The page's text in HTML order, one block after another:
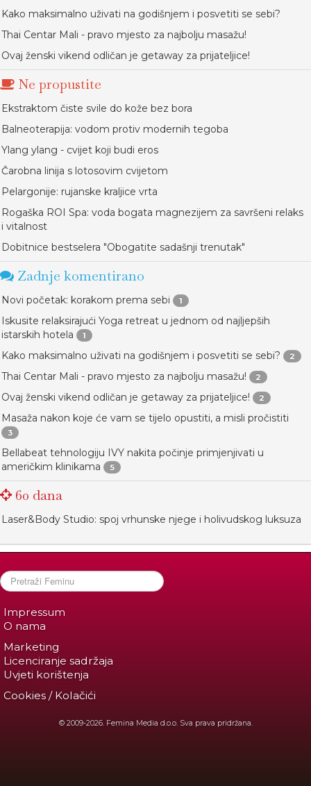
Kako maksimalno uživati na godišnjem i posvetiti se sebi?
Thai Centar Mali - pravo mjesto za najbolju masažu!
Ovaj ženski vikend odličan je getaway za prijateljice!
Ne propustite
Ekstraktom čiste svile do kože bez bora
Balneoterapija: vodom protiv modernih tegoba
Ylang ylang - cvijet koji budi eros
Čarobna linija s lotosovim cvijetom
Pelargonije: rujanske kraljice vrta
Rogaška ROI Spa: voda bogata magnezijem za savršeni relaks
i vitalnost
Dobitnice bestselera "Obogatite sadašnji trenutak"
Zadnje komentirano
Novi početak: korakom prema sebi 1
Iskusite relaksirajući Yoga retreat u jednom od najljepših
istarskih hotela
1
Kako maksimalno uživati na godišnjem i posvetiti se sebi? 2
Thai Centar Mali - pravo mjesto za najbolju masažu! 2
Ovaj ženski vikend odličan je getaway za prijateljice! 2
Masaža nakon koje će vam se tijelo opustiti, a misli pročistiti
3
Bellabeat tehnologiju IVY nakita počinje primjenjivati u
američkim klinikama
5
60 dana
Laser&Body Studio: spoj vrhunske njege i holivudskog luksuza
Impressum
O nama
Marketing
Licenciranje sadržaja
Uvjeti korištenja
Cookies / Kolačići
© 2009-2026. Femina Media d.o.o. Sva prava pridržana.